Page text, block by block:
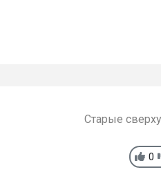
Старые
0